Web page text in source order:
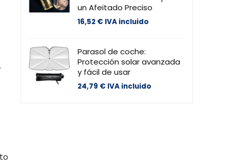
un Afeitado Preciso
16,52 € IVA incluido
Parasol de coche:
Protección solar avanzada
y fácil de usar
24,79 € IVA incluido